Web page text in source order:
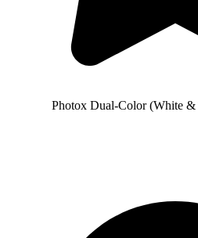
Photox Dual-Color (White